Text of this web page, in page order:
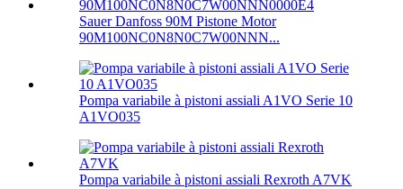
Sauer Danfoss 90M Pistone Motor
90M100NC0N8N0C7W00NNN...
Pompa variabile à pistoni assiali A1VO Serie 10
A1VO035
Pompa variabile à pistoni assiali Rexroth A7VK